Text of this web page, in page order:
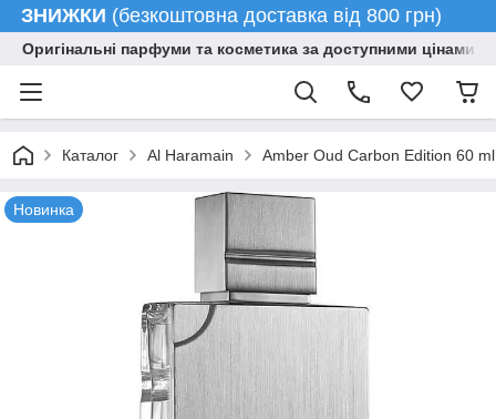
ЗНИЖКИ (безкоштовна доставка від 800 грн)
Оригінальні парфуми та косметика за доступними цінами
Каталог Al Haramain Amber Oud Carbon Edition 60 ml
Новинка